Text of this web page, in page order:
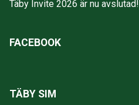
Täby Invite 2026 är nu avslutad!
FACEBOOK
TÄBY SIM